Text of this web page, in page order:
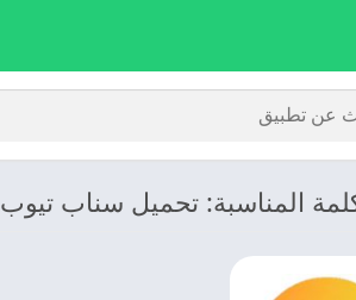
المناسبة: تحميل سناب تيوب